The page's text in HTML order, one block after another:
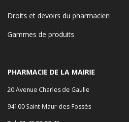
Droits et devoirs du pharmacien
Gammes de produits
PHARMACIE DE LA MAIRIE
20 Avenue Charles de Gaulle
94100 Saint-Maur-des-Fossés